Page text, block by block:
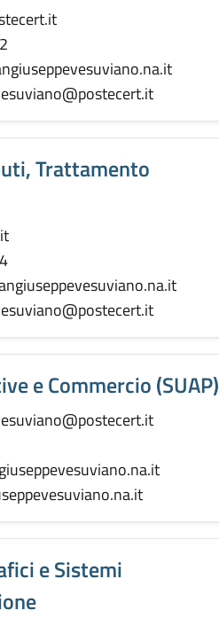
Trattamento
e Commercio (SUAP)
e Sistemi